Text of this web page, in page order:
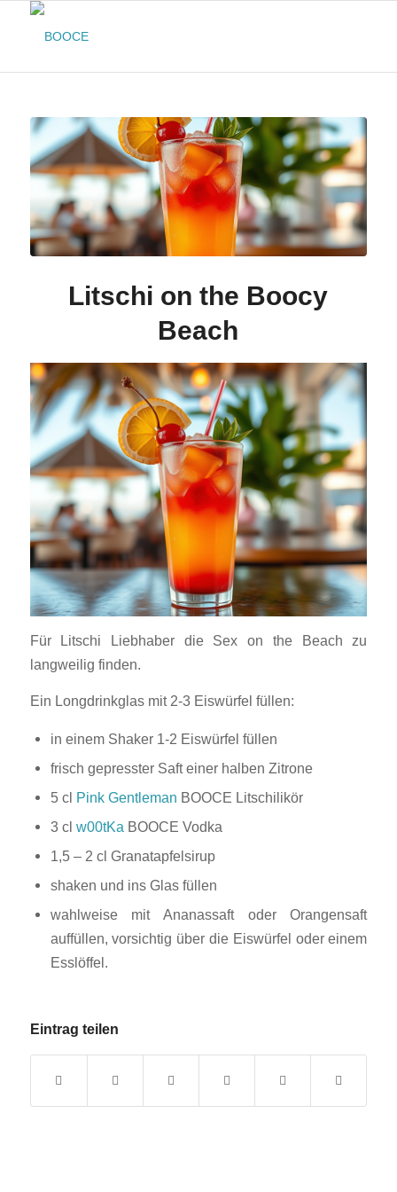
Litschi on the Boocy
Beach
Für Litschi Liebhaber die Sex on the Beach zu
langweilig finden.
Ein Longdrinkglas mit 2-3 Eiswürfel füllen:
in einem Shaker 1-2 Eiswürfel füllen
frisch gepresster Saft einer halben Zitrone
5 cl Pink Gentleman BOOCE Litschilikör
3 cl w00tKa BOOCE Vodka
1,5 – 2 cl Granatapfelsirup
shaken und ins Glas füllen
wahlweise mit Ananassaft oder Orangensaft
auffüllen, vorsichtig über die Eiswürfel oder einem
Esslöffel.
Eintrag teilen